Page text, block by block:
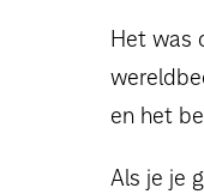
Het was
en het
Als je je